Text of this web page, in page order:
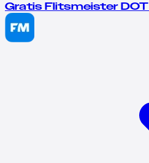
Gratis Flitsmeister DOT